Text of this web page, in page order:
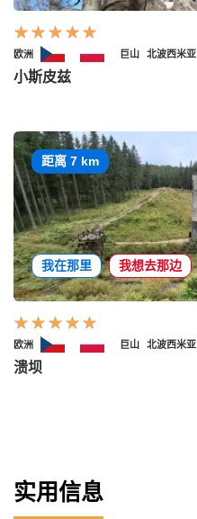
欧洲 巨山 北波西米亚
小斯皮兹
距离 7 km
我在那里 我想去那边
欧洲 巨山 北波西米亚
溃坝
实用信息